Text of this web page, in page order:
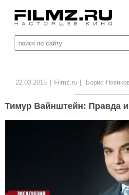
22.03.2015 Filmz.ru Борис
Тимур Вайнштейн: Правда